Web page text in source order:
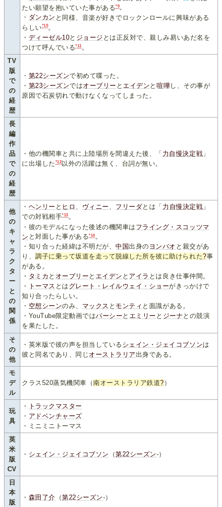
たい願望を抱いていた事がある*9。
・ ダンカン と同様、音楽が好きでロックンロールに興味がある
らしい*10。
・ ディーゼル10と ジョージ とは正反対で、親しみ易いあだ名を
つけて呼んでいる*11。
TV
版
で
の
経
歴
・ 第22シーズンで初めて喋った。
・ 第23シーズンではオーブリー と エイデン と 喧嘩し、その事が
原因で石炭切れで動けなくなってしまった。
長
編
作
品
で
の
経
歴
・他の機関車と共に上陸場所を間違えた後、「 力自慢決定戦 」
に出場した *12以外の活躍は無く、台詞が無い。
他
の
キ
ャ
ラ
ク
タ
ー
と
の
関
係
・ ヘンリー と ヒロ 、 ヴィニー 、 フリーダとは「 力自慢決定戦 」
での対戦相手*13。
・彼のモデルになった後述の機関車は フライング・スコッツマ
ン と対面した事がある*14。
・知り合った経緯は不明だが、中国出身の ヨンバオ と親交があ
り、調子に乗って坂道を走って脱線した所を彼に助けられた?事
がある。
・ タミカ と オーブリー と エイデン と アイラ とは良き仕事仲間。
・
トーマス とは グレート・レイルウェイ・ショーがきっかけで
知り合ったらしい。
・ 空想シーンのみ、 マックス と モンティ と面識がある。
・YouTube限定動画ではパーシー と エミリー と ジーナ との競演
を果たした。
そ
の
他
・英米版で彼の声を担当している シェイン・ジェイコブソンは
彼と同名であり、同じ オーストラリア出身である。
モ
デ
ル
クラス520蒸気機関車（南オーストラリア鉄道? ）
玩
具
・
トラックマスター
・ アドベンチャーズ
・ミニミニトーマス
英
米
版
CV
・ シェイン・ジェイコブソン （第22シーズン-）
日
本
版
・ 森田了介 （第22シーズン-）